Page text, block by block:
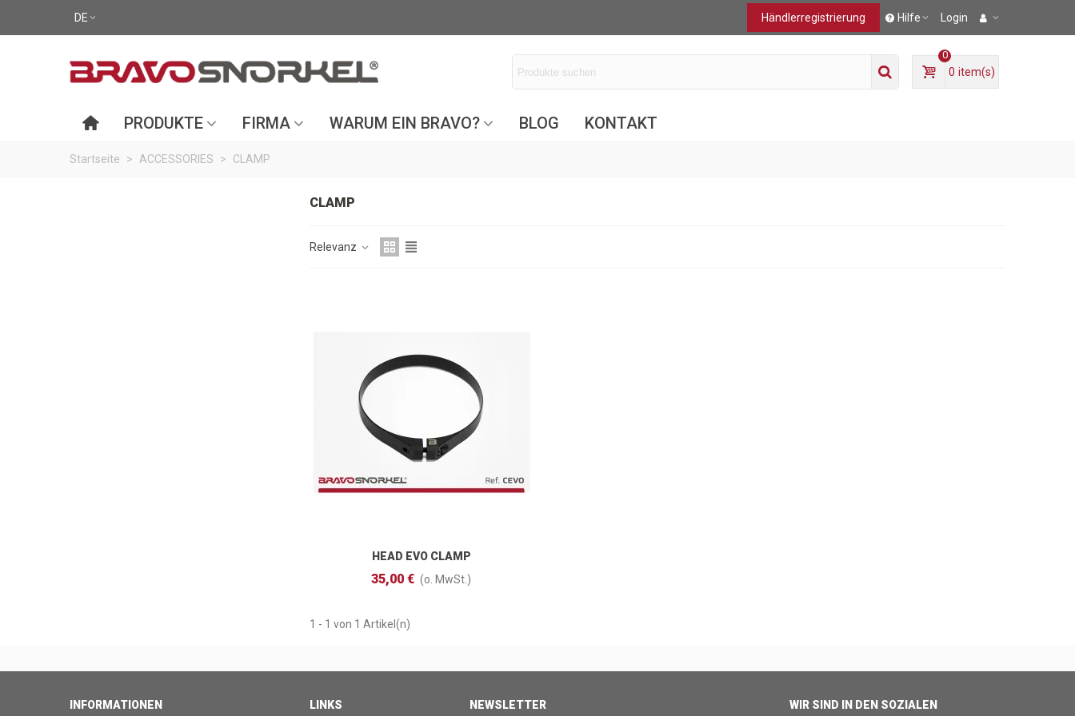
DE Hilfe Login
Händlerregistrierung
0
0 item(s)
PRODUKTE FIRMA WARUM EIN BRAVO? BLOG KONTAKT
Startseite > ACCESSORIES > CLAMP
CLAMP
Relevanz
In Den Warenkorb
HEAD EVO CLAMP
35,00 € (o. MwSt.)
1 - 1 von 1 Artikel(n)
INFORMATIONEN LINKS NEWSLETTER
WIR SIND IN DEN SOZIALEN